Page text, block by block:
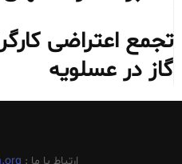
تجمع اعتراضی
گاز در عسلویه